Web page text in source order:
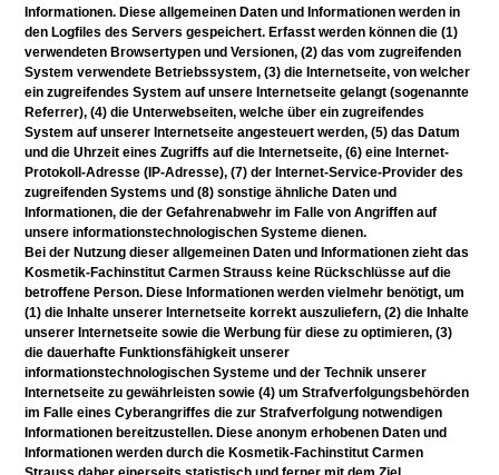
Informationen. Diese allgemeinen Daten und Informationen werden in
den Logfiles des Servers gespeichert. Erfasst werden können die (1)
verwendeten Browsertypen und Versionen, (2) das vom zugreifenden
System verwendete Betriebssystem, (3) die Internetseite, von welcher
ein zugreifendes System auf unsere Internetseite gelangt (sogenannte
Referrer), (4) die Unterwebseiten, welche über ein zugreifendes
System auf unserer Internetseite angesteuert werden, (5) das Datum
und die Uhrzeit eines Zugriffs auf die Internetseite, (6) eine Internet-
Protokoll-Adresse (IP-Adresse), (7) der Internet-Service-Provider des
zugreifenden Systems und (8) sonstige ähnliche Daten und
Informationen, die der Gefahrenabwehr im Falle von Angriffen auf
unsere informationstechnologischen Systeme dienen.
Bei der Nutzung dieser allgemeinen Daten und Informationen zieht das
Kosmetik-Fachinstitut Carmen Strauss keine Rückschlüsse auf die
betroffene Person. Diese Informationen werden vielmehr benötigt, um
(1) die Inhalte unserer Internetseite korrekt auszuliefern, (2) die Inhalte
unserer Internetseite sowie die Werbung für diese zu optimieren, (3)
die dauerhafte Funktionsfähigkeit unserer
informationstechnologischen Systeme und der Technik unserer
Internetseite zu gewährleisten sowie (4) um Strafverfolgungsbehörden
im Falle eines Cyberangriffes die zur Strafverfolgung notwendigen
Informationen bereitzustellen. Diese anonym erhobenen Daten und
Informationen werden durch die Kosmetik-Fachinstitut Carmen